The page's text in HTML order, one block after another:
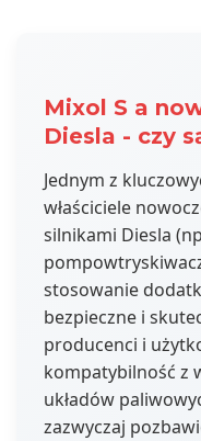
Mixol S a
Diesla - czy
Jednym z
właściciele
silnikami Diesla
stosowanie
bezpieczne i
producenci i
kompatybilność z
układów
zazwyczaj